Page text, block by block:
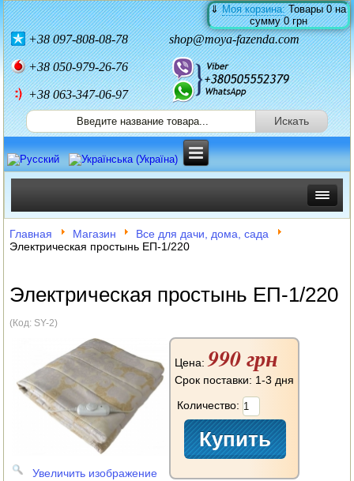
⇓Моя корзина:Товары0на
сумму0 грн
+38097-808-08-78 shop@moya-fazenda.com
+38050-979-26-76
+38 063-347-06-97
ИНКУБАТОРЫ
КОРМОРЕЗКИ
СОЛОМОРЕЗКИ
АВТОКЛАВЫ
ДЛЯ ОГОРОДА
НАВЕСНОЕ ДЛЯ МОТОБЛОКОВ
СЕПАРАТОРЫ И МАСЛОБОЙКИ
Главная Магазин
Все для дачи, дома, сада
Электрическая простынь ЕП-1/220
Электрическая простынь ЕП-1/220
(Код: SY-2)
Увеличить изображение
Цена:990 грн
Срок поставки: 1-3 дня
Количество: